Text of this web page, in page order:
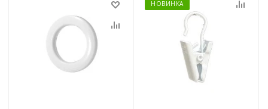
НОВИНКА